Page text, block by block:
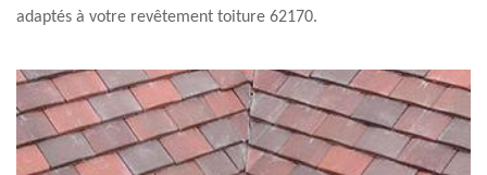
adaptés à votre revêtement toiture 62170.